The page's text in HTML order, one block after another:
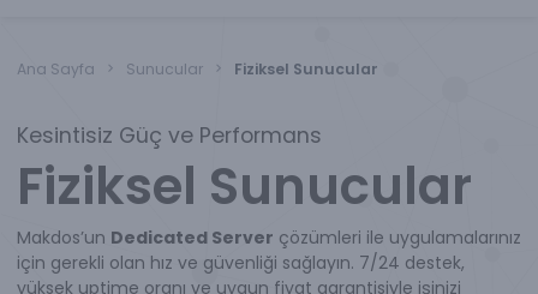
Ana Sayfa Sunucular Fiziksel Sunucular
Kesintisiz Güç ve Performans
Fiziksel Sunucular
Makdos’un Dedicated Server çözümleri ile uygulamalarınız
için gerekli olan hız ve güvenliği sağlayın. 7/24 destek,
yüksek uptime oranı ve uygun fiyat garantisiyle işinizi